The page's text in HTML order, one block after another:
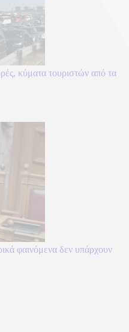
κύματα τουριστών από τα
φαινόμενα δεν υπάρχουν